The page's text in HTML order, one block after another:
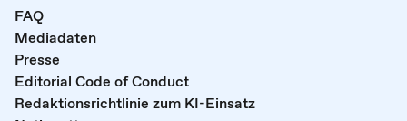
FAQ
Mediadaten
Presse
Editorial Code of Conduct
Redaktionsrichtlinie zum KI-Einsatz